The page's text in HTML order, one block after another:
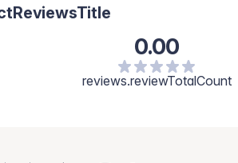
Cydopentasiloxane, Glyceryl
Phenorgyethandl, Ceteareth-12,
Palmitate, Ethytheryiglycerin,
Parki (Shea) Butter, Benzyi
0.00
reviews.reviewTotalCount